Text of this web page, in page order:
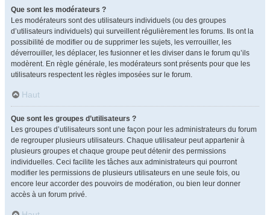
Que sont les modérateurs ?
Les modérateurs sont des utilisateurs individuels (ou des groupes
d’utilisateurs individuels) qui surveillent régulièrement les forums. Ils ont la
possibilité de modifier ou de supprimer les sujets, les verrouiller, les
déverrouiller, les déplacer, les fusionner et les diviser dans le forum qu’ils
modèrent. En règle générale, les modérateurs sont présents pour que les
utilisateurs respectent les règles imposées sur le forum.
Haut
Que sont les groupes d’utilisateurs ?
Les groupes d’utilisateurs sont une façon pour les administrateurs du forum
de regrouper plusieurs utilisateurs. Chaque utilisateur peut appartenir à
plusieurs groupes et chaque groupe peut détenir des permissions
individuelles. Ceci facilite les tâches aux administrateurs qui pourront
modifier les permissions de plusieurs utilisateurs en une seule fois, ou
encore leur accorder des pouvoirs de modération, ou bien leur donner
accès à un forum privé.